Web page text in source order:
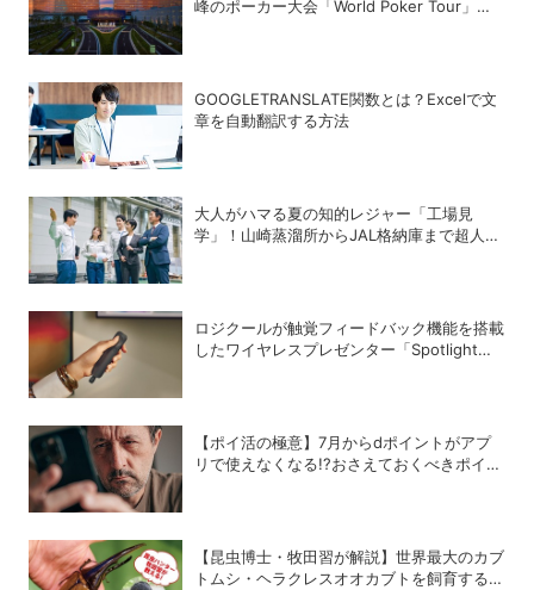
峰のポーカー大会「World Poker Tour」を
GOOGLETRANSLATE関数とは？Excelで文
章を自動翻訳する方法
大人がハマる夏の知的レジャー「工場見
学」！山崎蒸溜所からJAL格納庫まで超人気
ロジクールが触覚フィードバック機能を搭載
したワイヤレスプレゼンター「Spotlight
【ポイ活の極意】7月からdポイントがアプ
リで使えなくなる!?おさえておくべきポイン
【昆虫博士・牧田習が解説】世界最大のカブ
トムシ・ヘラクレスオオカブトを飼育するコ